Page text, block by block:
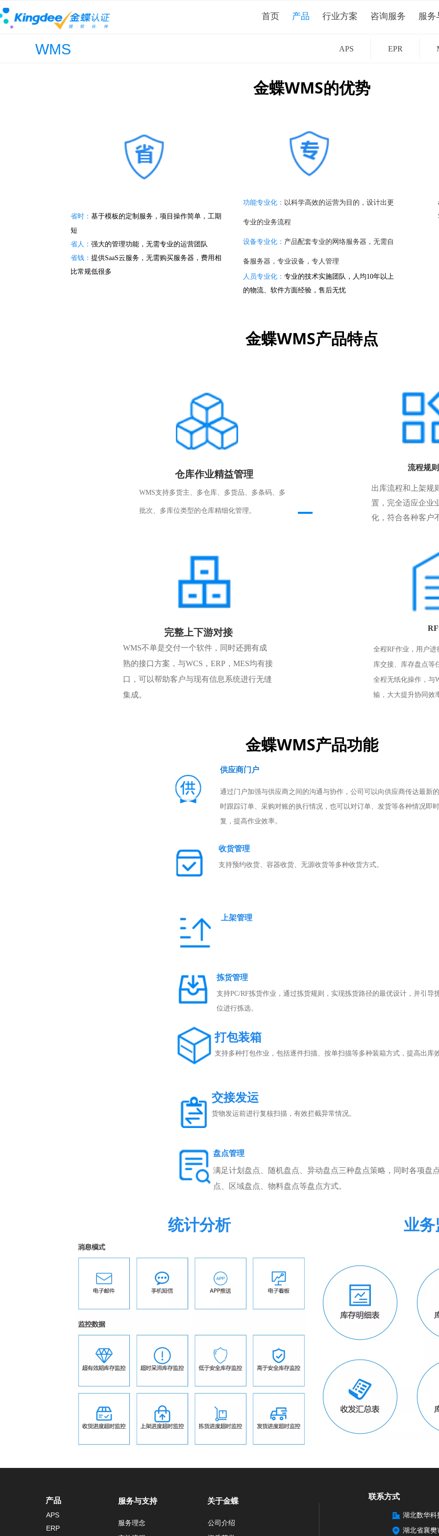
首页 产品 行业方案 咨询服务 服务
金蝶WMS的优势
省时： 基于模板的定制服务，项目操作简单，工期
短
省人： 强大的管理功能，无需专业的运营团队
省钱： 提供SaaS云服务，无需购买服务器，费用相
比常规低很多
功能专业化： 以科学高效的运营为目的，设计出更
专业的业务流程
设备专业化： 产品配套专业的网络服务器，无需自
备服务器，专业设备，专人管理
人员专业化： 专业的技术实施团队，人均10年以上
的物流、软件方面经验，售后无忧
WMS APS EPR
金蝶WMS产品特点
仓库作业精益管理
WMS支持多货主、多仓库、多货品、多条码、多
批次、多库位类型的仓库精细化管理。
流程规
出库流程和上架规
置，完全适应企业
化，符合各种客户
完整上下游对接
WMS不单是交付一个软件，同时还拥有成
熟的接口方案，与WCS，ERP，MES均有接
口，可以帮助客户与现有信息系统进行无缝
集成。
全程RF作业，用户
库交接、库存盘点等
全程无纸化操作，与
输，大大提升协同效
金蝶WMS产品功能
供应商门户
通过门户加强与供应商之间的沟通与协作，公司可以向供应商传达最新
时跟踪订单、采购对账的执行情况，也可以对订单、发货等各种情况即
复，提高作业效率。
收货管理
支持预约收货、容器收货、无源收货等多种收货方式。
上架管理
拣货管理
支持PC/RF拣货作业，通过拣货规则，实现拣货路径的最优设计，并引导
位进行拣选。
打包装箱
支持多种打包作业，包括逐件扫描、按单扫描等多种装箱方式，提高出库效
交接发运
货物发运前进行复核扫描，有效拦截异常情况。
盘点管理
满足计划盘点、随机盘点、异动盘点三种盘点策略，同时各项盘
点、区域盘点、物料盘点等盘点方式。
统计分析 业务
APS
ERP
产品
服务理念
服务与支持
公司介绍
关于金蝶
湖北数华科
湖北省襄樊
联系方式